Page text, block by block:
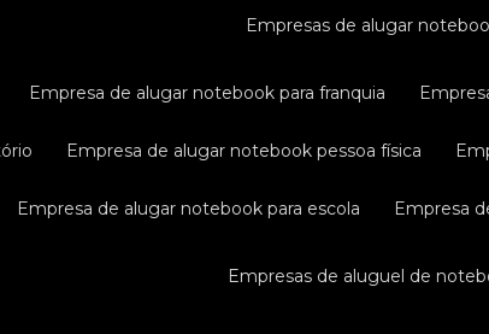
empresas de alugar
empresa de alugar notebook para franquia
empresa de alugar notebook pessoa física
empresa de alugar notebook para escola empresa
empresas de aluguel de